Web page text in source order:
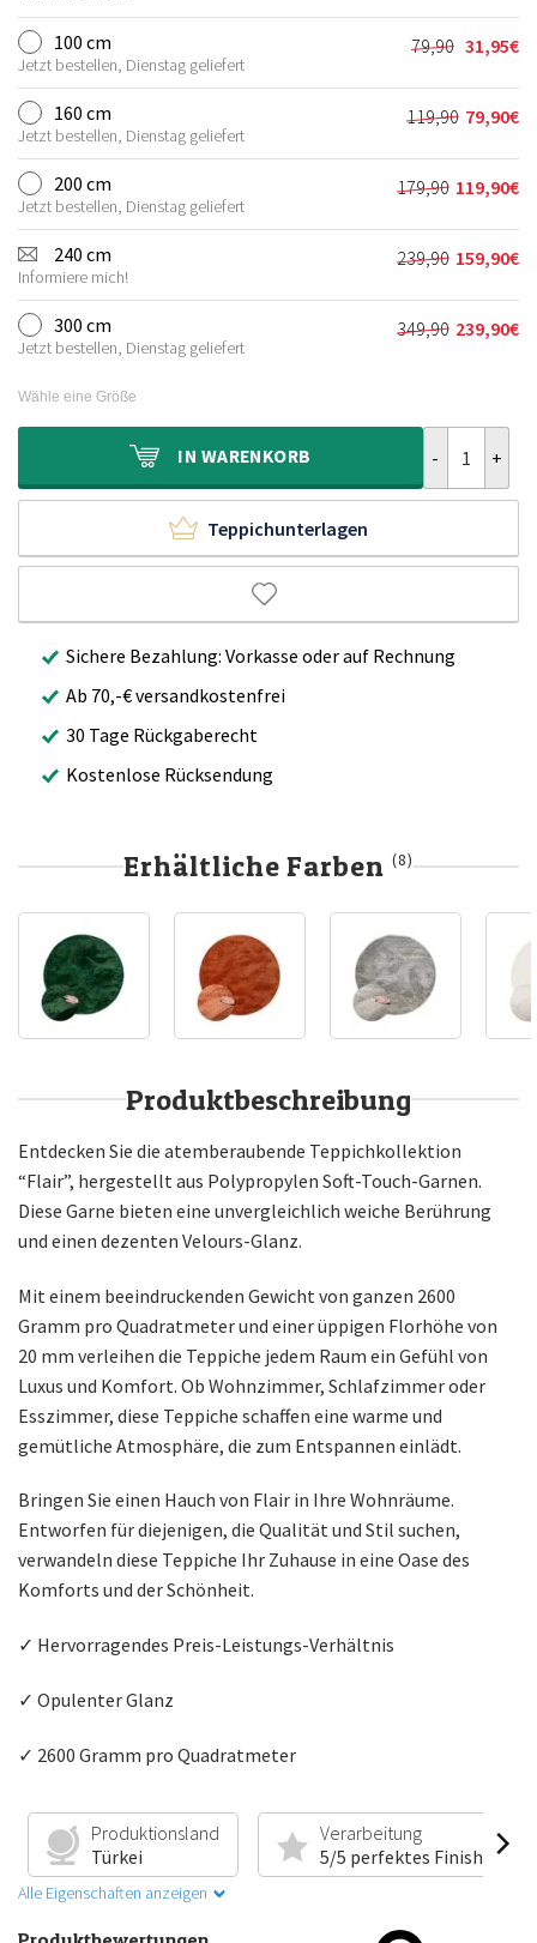
Preis
war:
60,00€
Preis
ist:
39,90€.
100 cm
Jetzt bestellen, Dienstag geliefert
79,90
Preis
war:
79,90€
31,95€
Aktueller
Preis
ist:
31,95€.
160 cm
Jetzt bestellen, Dienstag geliefert
119,90
Preis
war:
119,90€
79,90€
Aktueller
Preis
ist:
79,90€.
200 cm
Jetzt bestellen, Dienstag geliefert
179,90
Preis
war:
179,90€
119,90€
Aktueller
Preis
ist:
119,90€.
240 cm
Informiere mich!
239,90
Preis
war:
239,90€
159,90€
Aktueller
Preis
ist:
159,90€.
300 cm
Jetzt bestellen, Dienstag geliefert
349,90 239,90€
Aktueller
Wähle eine Größe
IN WARENKORB
Teppichunterlagen
Sichere Bezahlung: Vorkasse oder auf Rechnung
Ab 70,-€ versandkostenfrei
30 Tage Rückgaberecht
Kostenlose Rücksendung
Erhältliche Farben(8)
Produktbeschreibung
Entdecken Sie die atemberaubende Teppichkollektion
“Flair”, hergestellt aus Polypropylen Soft-Touch-Garnen.
Diese Garne bieten eine unvergleichlich weiche Berührung
und einen dezenten Velours-Glanz.
Mit einem beeindruckenden Gewicht von ganzen 2600
Gramm pro Quadratmeter und einer üppigen Florhöhe von
20 mm verleihen die Teppiche jedem Raum ein Gefühl von
Luxus und Komfort. Ob Wohnzimmer, Schlafzimmer oder
Esszimmer, diese Teppiche schaffen eine warme und
gemütliche Atmosphäre, die zum Entspannen einlädt.
Bringen Sie einen Hauch von Flair in Ihre Wohnräume.
Entworfen für diejenigen, die Qualität und Stil suchen,
verwandeln diese Teppiche Ihr Zuhause in eine Oase des
Komforts und der Schönheit.
✓ Hervorragendes Preis-Leistungs-Verhältnis
✓ Opulenter Glanz
✓ 2600 Gramm pro Quadratmeter
Produktionsland
Türkei
Verarbeitung
5/5 perfektes Finish
Alle Eigenschaften anzeigen